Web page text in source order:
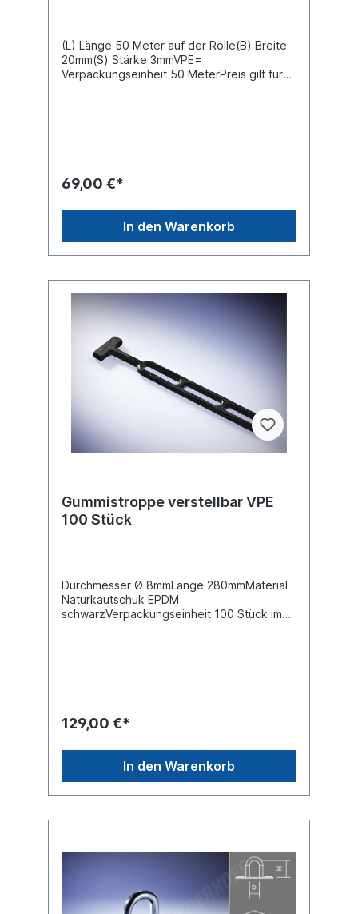
(L) Länge 50 Meter auf der Rolle(B) Breite
20mm(S) Stärke 3mmVPE=
Verpackungseinheit 50 MeterPreis gilt für
69,00 €*
In den Warenkorb
Gummistroppe verstellbar VPE
100 Stück
Durchmesser Ø 8mmLänge 280mmMaterial
Naturkautschuk EPDM
schwarzVerpackungseinheit 100 Stück im
129,00 €*
In den Warenkorb